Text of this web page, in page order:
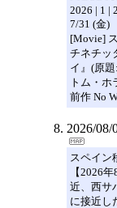
2026 | 1 |
7/31 (金)
[Movie]
チネチッ
イ』(原題
トム・ホ
前作 No
2026/08/
スペイン
【2026
近、西サ
に接近し